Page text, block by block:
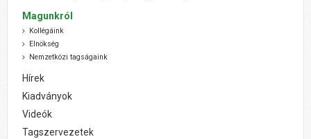
Magunkról
Kollégáink
Elnökség
Nemzetközi tagságaink
Hírek
Kiadványok
Videók
Tagszervezetek